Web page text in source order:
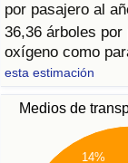
por pasajero al
36,36 árboles
oxígeno como
esta estimación
Medios de
14%
Calificación del
(Actual)
Índice de